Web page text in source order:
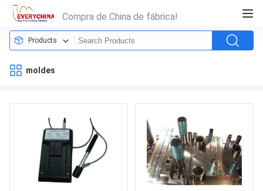
Compra de China de fábrica!
Products
moldes